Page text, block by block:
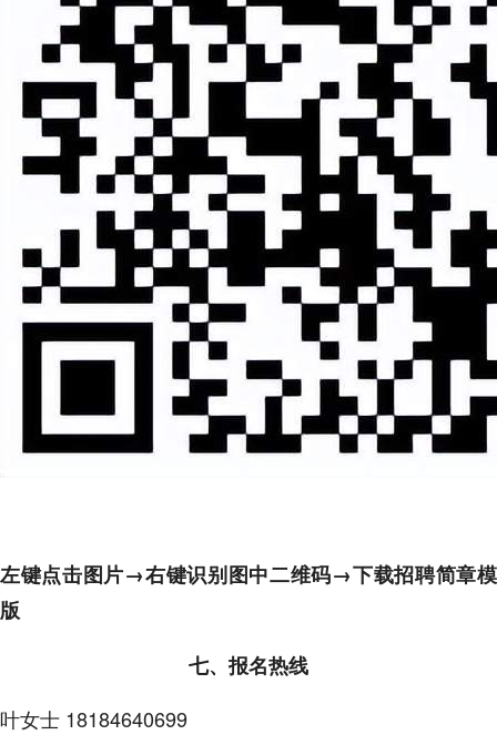
左键点击图片→右键识别图中二维码→下载招聘简章模
版
七、报名热线
叶女士 18184640699